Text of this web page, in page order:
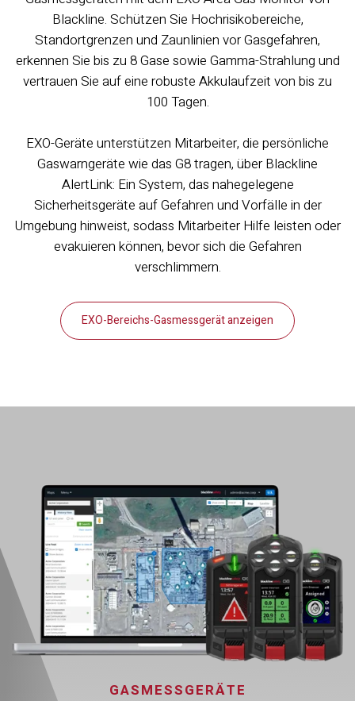
Blackline. Schützen Sie Hochrisikobereiche,
Standortgrenzen und Zaunlinien vor Gasgefahren,
erkennen Sie bis zu 8 Gase sowie Gamma-Strahlung und
vertrauen Sie auf eine robuste Akkulaufzeit von bis zu
100 Tagen.
EXO-Geräte unterstützen Mitarbeiter, die persönliche
Gaswarngeräte wie das G8 tragen, über Blackline
AlertLink: Ein System, das nahegelegene
Sicherheitsgeräte auf Gefahren und Vorfälle in der
Umgebung hinweist, sodass Mitarbeiter Hilfe leisten oder
evakuieren können, bevor sich die Gefahren
verschlimmern.
EXO-Bereichs-Gasmessgerät anzeigen
GASMESSGERÄTE